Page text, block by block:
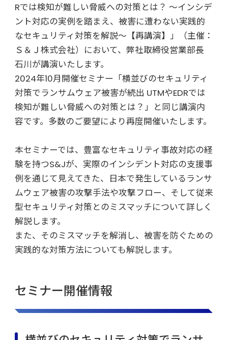
Rでは検知が難しい脅威への対策とは？ ～インシデ
ント対応の実例を踏まえ、被害に遭わない実践的
なセキュリティ対策を解説～【再講演】」（主催：
Ｓ＆Ｊ株式会社）において、弊社取締役営業部長
石川が講演いたします。
2024年10月開催セミナー「横並びのセキュリティ
対策でランサムウェア被害が続出 UTMやEDRでは
検知が難しい脅威への対策とは？」と同じ講演内
容です。多数のご要望により再度開催いたします。
本セミナーでは、豊富なセキュリティ事故対応の経
験を持つS&Jが、実際のインシデント対応の支援事
例を通じて見えてきた、日本で発生しているランサ
ムウェア被害の攻撃手法や攻撃フロー、そして従来
型セキュリティ対策とのミスマッチについて詳しく
解説します。
また、そのミスマッチを解消し、被害を防ぐための
実践的な対策方法についても解説します。
セミナー開催情報